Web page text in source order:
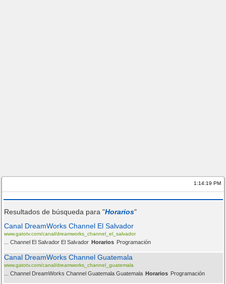
1:14:20 PM
Resultados de búsqueda para "Horarios"
Canal DreamWorks Channel El Salvador
www.gatotv.com/canal/dreamworks_channel_el_salvador
... Channel El Salvador El Salvador Horarios Programación
Canal DreamWorks Channel Guatemala
www.gatotv.com/canal/dreamworks_channel_guatemala
... Channel DreamWorks Channel Guatemala Guatemala Horarios Programación